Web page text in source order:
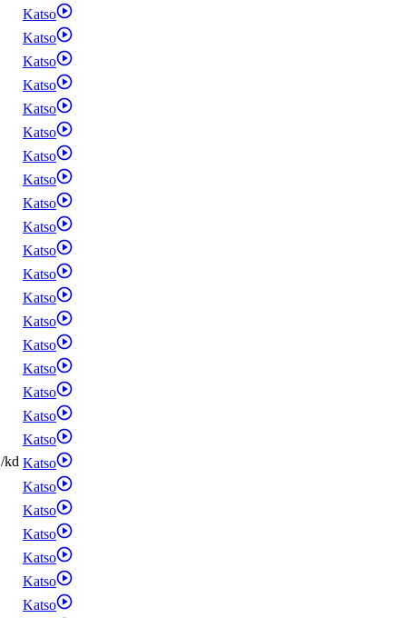
Katso
Katso
Katso
Katso
Katso
Katso
Katso
Katso
Katso
Katso
Katso
Katso
Katso
Katso
Katso
Katso
Katso
Katso
Katso
/kd Katso
Katso
Katso
Katso
Katso
Katso
Katso